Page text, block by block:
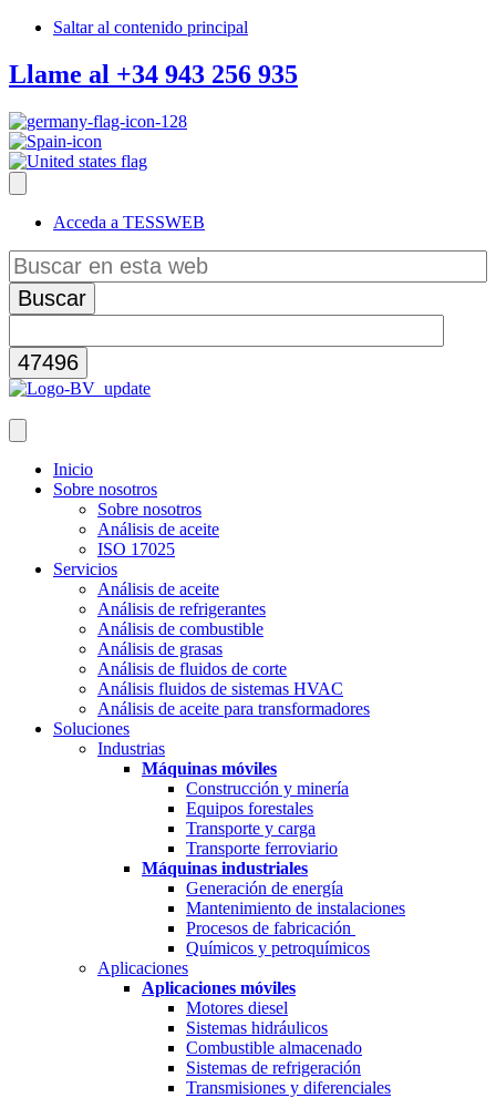
Saltar al contenido principal
Llame al +34 943 256 935
Acceda a TESSWEB
Buscar
en
esta
web
Inicio
Sobre nosotros
Sobre nosotros
Análisis de aceite
ISO 17025
Servicios
Análisis de aceite
Análisis de refrigerantes
Análisis de combustible
Análisis de grasas
Análisis de fluidos de corte
Análisis fluidos de sistemas HVAC
Análisis de aceite para transformadores
Soluciones
Industrias
Máquinas móviles
Construcción y minería
Equipos forestales
Transporte y carga
Transporte ferroviario
Máquinas industriales
Generación de energía
Mantenimiento de instalaciones
Procesos de fabricación
Químicos y petroquímicos
Aplicaciones
Aplicaciones móviles
Motores diesel
Sistemas hidráulicos
Combustible almacenado
Sistemas de refrigeración
Transmisiones y diferenciales